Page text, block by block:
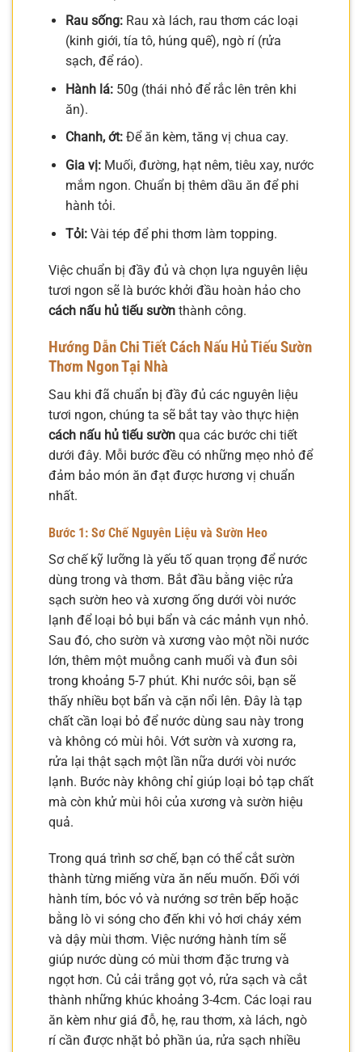
Rau sống:Rau xà lách, rau thơm các loại
(kinh giới, tía tô, húng quế), ngò rí (rửa
sạch, để ráo).
Hành lá:50g (thái nhỏ để rắc lên trên khi
ăn).
Chanh, ớt:Để ăn kèm, tăng vị chua cay.
Gia vị:Muối, đường, hạt nêm, tiêu xay, nước
mắm ngon. Chuẩn bị thêm dầu ăn để phi
hành tỏi.
Tỏi:Vài tép để phi thơm làm topping.
Việc chuẩn bị đầy đủ và chọn lựa nguyên liệu
tươi ngon sẽ là bước khởi đầu hoàn hảo cho
cách nấu hủ tiếu sườn thành công.
Hướng Dẫn Chi Tiết Cách Nấu Hủ Tiếu Sườn
Thơm Ngon Tại Nhà
Sau khi đã chuẩn bị đầy đủ các nguyên liệu
tươi ngon, chúng ta sẽ bắt tay vào thực hiện
cách nấu hủ tiếu sườn qua các bước chi tiết
dưới đây. Mỗi bước đều có những mẹo nhỏ để
đảm bảo món ăn đạt được hương vị chuẩn
nhất.
Bước 1: Sơ Chế Nguyên Liệu và Sườn Heo
Sơ chế kỹ lưỡng là yếu tố quan trọng để nước
dùng trong và thơm. Bắt đầu bằng việc rửa
sạch sườn heo và xương ống dưới vòi nước
lạnh để loại bỏ bụi bẩn và các mảnh vụn nhỏ.
Sau đó, cho sườn và xương vào một nồi nước
lớn, thêm một muỗng canh muối và đun sôi
trong khoảng 5-7 phút. Khi nước sôi, bạn sẽ
thấy nhiều bọt bẩn và cặn nổi lên. Đây là tạp
chất cần loại bỏ để nước dùng sau này trong
và không có mùi hôi. Vớt sườn và xương ra,
rửa lại thật sạch một lần nữa dưới vòi nước
lạnh. Bước này không chỉ giúp loại bỏ tạp chất
mà còn khử mùi hôi của xương và sườn hiệu
quả.
Trong quá trình sơ chế, bạn có thể cắt sườn
thành từng miếng vừa ăn nếu muốn. Đối với
hành tím, bóc vỏ và nướng sơ trên bếp hoặc
bằng lò vi sóng cho đến khi vỏ hơi cháy xém
và dậy mùi thơm. Việc nướng hành tím sẽ
giúp nước dùng có mùi thơm đặc trưng và
ngọt hơn. Củ cải trắng gọt vỏ, rửa sạch và cắt
thành những khúc khoảng 3-4cm. Các loại rau
ăn kèm như giá đỗ, hẹ, rau thơm, xà lách, ngò
rí cần được nhặt bỏ phần úa, rửa sạch nhiều